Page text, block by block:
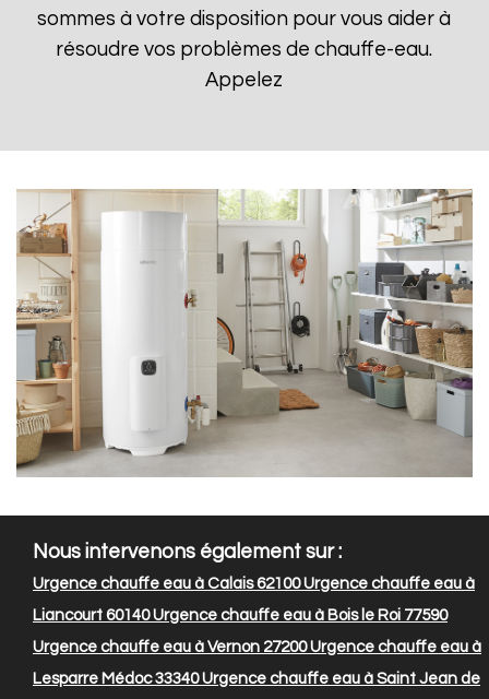
sommes à votre disposition pour vous aider à
résoudre vos problèmes de chauffe-eau.
Appelez
Nous intervenons également sur :
Urgence chauffe eau à Calais 62100Urgence chauffe eau à
Liancourt 60140Urgence chauffe eau à Bois le Roi 77590
Urgence chauffe eau à Vernon 27200Urgence chauffe eau à
Lesparre Médoc 33340Urgence chauffe eau à Saint Jean de